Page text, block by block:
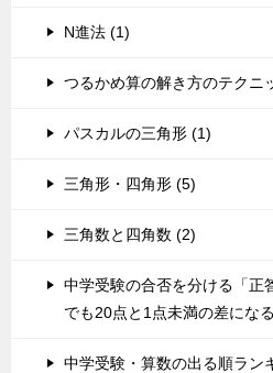
N進法 (1)
つるかめ算の解き方のテクニ
パスカルの三角形 (1)
三角形・四角形 (5)
三角数と四角数 (2)
中学受験の合否を分ける「正
でも20点と1点未満の差にな
中学受験・算数の出る順ラン